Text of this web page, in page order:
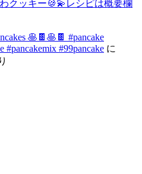
クッキー🍪💫レシピは概要欄
🥞🍫🥞🍫 #pancake
#pancakemix #99pancake に